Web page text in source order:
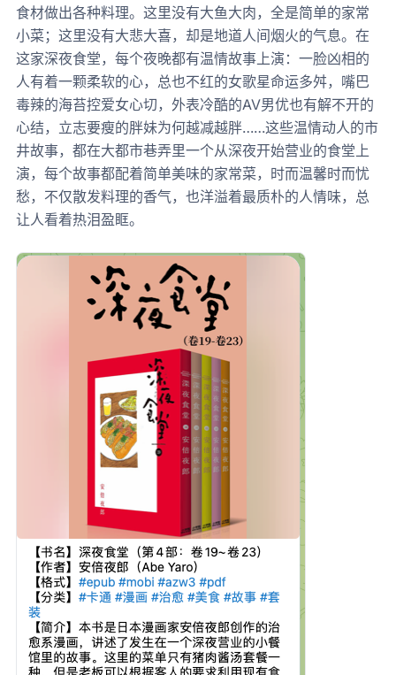
食材做出各种料理。这里没有大鱼大肉，全是简单的家常
小菜；这里没有大悲大喜，却是地道人间烟火的气息。在
这家深夜食堂，每个夜晚都有温情故事上演：一脸凶相的
人有着一颗柔软的心，总也不红的女歌星命运多舛，嘴巴
毒辣的海苔控爱女心切，外表冷酷的AV男优也有解不开的
心结，立志要瘦的胖妹为何越减越胖……这些温情动人的市
井故事，都在大都市巷弄里一个从深夜开始营业的食堂上
演，每个故事都配着简单美味的家常菜，时而温馨时而忧
愁，不仅散发料理的香气，也洋溢着最质朴的人情味，总
让人看着热泪盈眶。